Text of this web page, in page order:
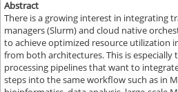
Abstract
There is a growing interest in integrating
managers (Slurm) and cloud native
to achieve optimized resource utilization
from both architectures. This is especially
processing pipelines that want to
steps into the same workflow such as in